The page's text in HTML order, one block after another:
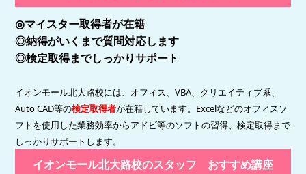
◎マイスター取得者が在籍
◎納得がいくまで質問対応します
◎検定取得までしっかりサポート
イオンモール北大路校には、オフィス、VBA 、クリエイティブ系、
Auto CAD等の検定取得者が在籍しています。 Excelなどのオフィスソ
フトを使用した業務効率からアドビ等のソフトの習得、検定取得まで
しっかりサポートします。
イオンモール北大路校のスタッフ おすすめ講座